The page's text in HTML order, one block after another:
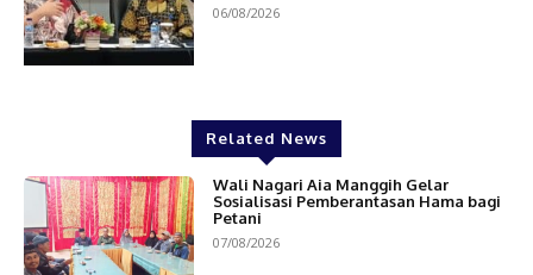
06/08/2026
Related News
Wali Nagari Aia Manggih Gelar
Sosialisasi Pemberantasan Hama bagi
Petani
07/08/2026